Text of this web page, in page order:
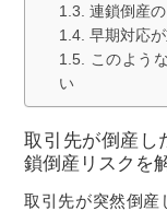
連鎖倒産
早期対応
このよう
い
取引先が倒産し
鎖倒産リスクを
取引先が突然倒産